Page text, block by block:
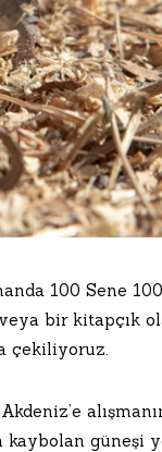
100 Sene
bir kitapçık
çekiliyoruz.
kaybolan güneşi